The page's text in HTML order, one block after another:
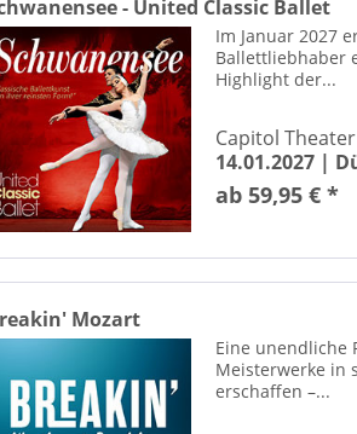
- United Classic Ballet
Im Januar 2027
Ballettliebhaber
Highlight der...
Capitol
14.01.2027 |
ab 59,95 € *
Mozart
Eine unendliche
Meisterwerke in
erschaffen –...